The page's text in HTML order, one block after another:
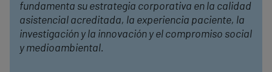
fundamenta su estrategia corporativa en la calidad
asistencial acreditada, la experiencia paciente, la
investigación y la innovación y el compromiso social
y medioambiental.